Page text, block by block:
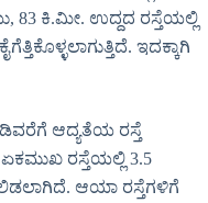
83 ಕಿ.ಮೀ. ಉದ್ದದ ರಸ್ತೆಯಲ್ಲಿ
ಇದಕ್ಕಾಗಿ
ಆದ್ಯತೆಯ ರಸ್ತೆ
ರಸ್ತೆಯಲ್ಲಿ 3.5
ಆಯಾ ರಸ್ತೆಗಳಿಗೆ